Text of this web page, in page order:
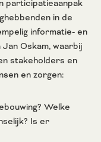
participatieaanpak
in de
informatie- en
Oskam, waarbij
stakeholders en
en zorgen:
Welke
Is er